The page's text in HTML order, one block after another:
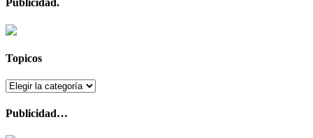
Publicidad.
Topicos
Topicos
Publicidad…